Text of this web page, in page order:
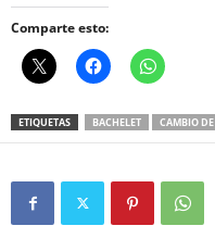
Comparte esto:
ETIQUETAS BACHELET CAMBIO